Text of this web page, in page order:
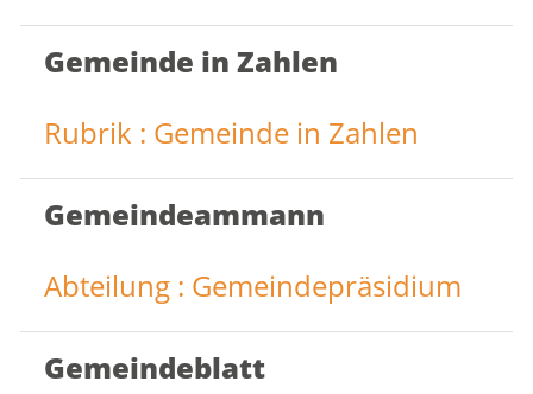
Gemeinde in Zahlen
Rubrik : Gemeinde in Zahlen
Gemeindeammann
Abteilung : Gemeindepräsidium
Gemeindeblatt